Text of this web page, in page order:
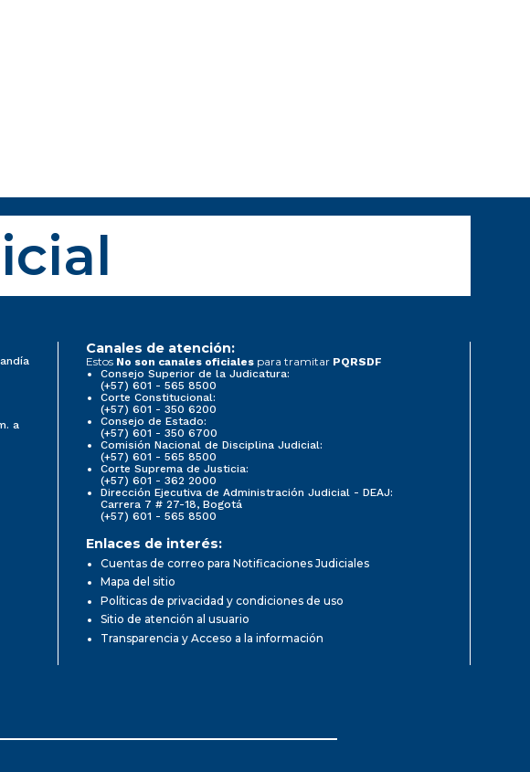
a
Canales de atención:
Estos No son canales oficiales para tramitar PQRSDF
Consejo Superior de la Judicatura:
(+57) 601 - 565 8500
Corte Constitucional:
(+57) 601 - 350 6200
Consejo de Estado:
(+57) 601 - 350 6700
Comisión Nacional de Disciplina Judicial:
(+57) 601 - 565 8500
Corte Suprema de Justicia:
(+57) 601 - 362 2000
Dirección Ejecutiva de Administración Judicial - DEAJ:
Carrera 7 # 27-18, Bogotá
(+57) 601 - 565 8500
Enlaces de interés:
Cuentas de correo para Notificaciones Judiciales
Mapa del sitio
Políticas de privacidad y condiciones de uso
Sitio de atención al usuario
Transparencia y Acceso a la información